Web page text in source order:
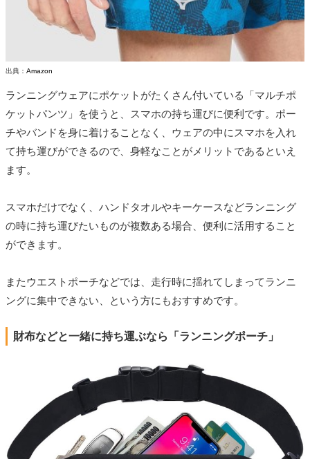
出典： Amazon
ランニングウェアにポケットがたくさん付いている「マルチポ
ケットパンツ」を使うと、スマホの持ち運びに便利です。ポー
チやバンドを身に着けることなく、ウェアの中にスマホを入れ
て持ち運びができるので、身軽なことがメリットであるといえ
ます。
スマホだけでなく、ハンドタオルやキーケースなどランニング
の時に持ち運びたいものが複数ある場合、便利に活用すること
ができます。
またウエストポーチなどでは、走行時に揺れてしまってランニ
ングに集中できない、という方にもおすすめです。
財布などと一緒に持ち運ぶなら「ランニングポーチ」